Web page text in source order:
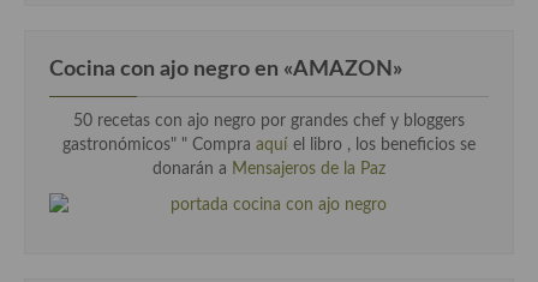
Cocina con ajo negro en «AMAZON»
50 recetas con ajo negro por grandes chef y bloggers
gastronómicos" " Compra aquí el libro , los beneficios se
donarán a Mensajeros de la Paz